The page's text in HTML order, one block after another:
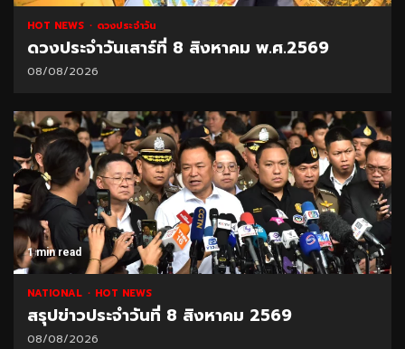
HOT NEWS ดวงประจำวัน
ดวงประจำวันเสาร์ที่ 8 สิงหาคม พ.ศ.2569
08/08/2026
1 min read
NATIONAL HOT NEWS
สรุปข่าวประจำวันที่ 8 สิงหาคม 2569
08/08/2026